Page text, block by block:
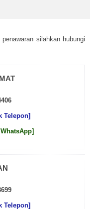
sіlаhkаn hubungі
Telepon]
Telepon]